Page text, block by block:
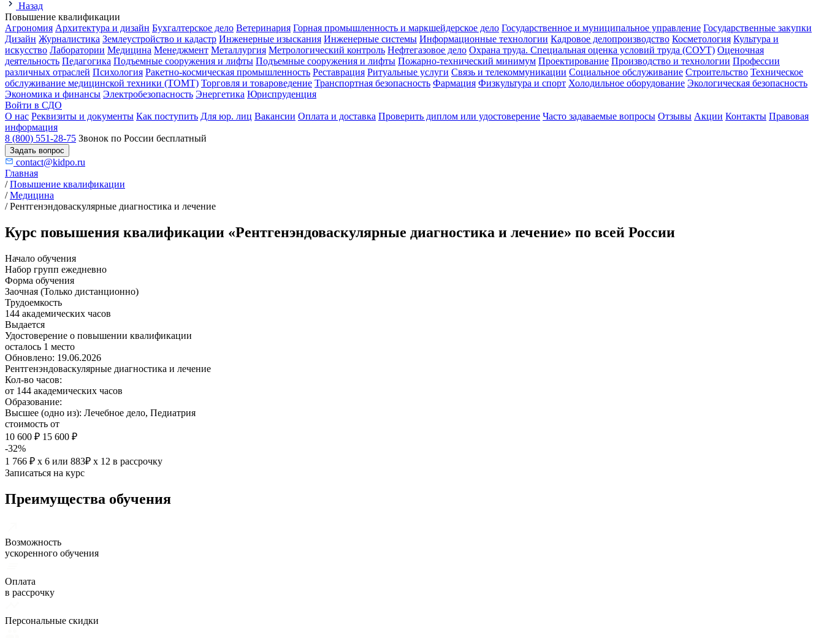
Назад
Повышение квалификации
Агрономия Архитектура и дизайн Бухгалтерское дело Ветеринария Горная промышленность и маркшейдерское дело Государственное и муниципальное управление Государственные закупки
Дизайн Журналистика Землеустройство и кадастр Инженерные изыскания Инженерные системы Информационные технологии Кадровое делопроизводство Косметология Культура и
искусство Лаборатории Медицина Менеджмент Металлургия Метрологический контроль Нефтегазовое дело Охрана труда. Специальная оценка условий труда (СОУТ) Оценочная
деятельность Педагогика Подъемные сооружения и лифты Подъемные сооружения и лифты Пожарно-технический минимум Проектирование Производство и технологии Профессии
различных отраслей Психология Ракетно-космическая промышленность Реставрация Ритуальные услуги Связь и телекоммуникации Социальное обслуживание Строительство Техническое
обслуживание медицинской техники (ТОМТ) Торговля и товароведение Транспортная безопасность Фармация Физкультура и спорт Холодильное оборудование Экологическая безопасность
Экономика и финансы Электробезопасность Энергетика Юриспруденция
Войти в СДО
О нас Реквизиты и документы Как поступить Для юр. лиц Вакансии Оплата и доставка Проверить диплом или удостоверение Часто задаваемые вопросы Отзывы Акции Контакты Правовая
информация
8 (800) 551-28-75 Звонок по России бесплатный
Задать вопрос
contact@kidpo.ru
Главная
/ Повышение квалификации
/ Медицина
/ Рентгенэндоваскулярные диагностика и лечение
Курс повышения квалификации «Рентгенэндоваскулярные диагностика и лечение» по всей России
Начало обучения
Набор групп ежедневно
Форма обучения
Заочная (Только дистанционно)
Трудоемкость
144 академических часов
Выдается
Удостоверение о повышении квалификации
осталось 1 место
Обновлено: 19.06.2026
Рентгенэндоваскулярные диагностика и лечение
Кол-во часов:
от 144 академических часов
Образование:
Высшее (одно из): Лечебное дело, Педиатрия
стоимость от
10 600 ₽ 15 600 ₽
-32%
1 766 ₽ х 6 или 883₽ х 12 в рассрочку
Записаться на курс
Преимущества обучения
Возможность
ускоренного обучения
Оплата
в рассрочку
Персональные скидки